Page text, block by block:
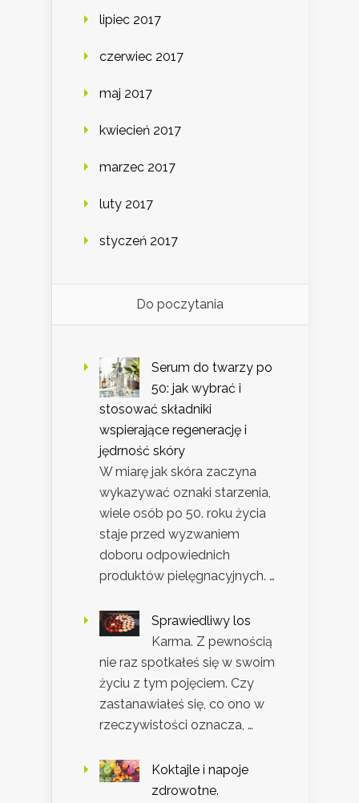
lipiec 2017
czerwiec 2017
maj 2017
kwiecień 2017
marzec 2017
luty 2017
styczeń 2017
Do poczytania
Serum do twarzy po
50: jak wybrać i
stosować składniki
wspierające regenerację i
jędrność skóry
W miarę jak skóra zaczyna
wykazywać oznaki starzenia,
wiele osób po 50. roku życia
staje przed wyzwaniem
doboru odpowiednich
produktów pielęgnacyjnych. …
Sprawiedliwy los
Karma. Z pewnością
nie raz spotkałeś się w swoim
życiu z tym pojęciem. Czy
zastanawiałeś się, co ono w
rzeczywistości oznacza, …
Koktajle i napoje
zdrowotne.